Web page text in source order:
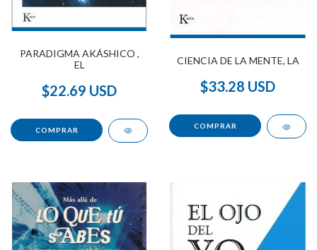
PARADIGMA AKÁSHICO ,
EL
$22.69 USD
CIENCIA DE LA MENTE, LA
$33.28 USD